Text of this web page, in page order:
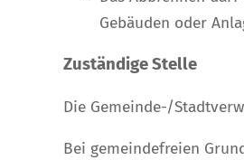
Gebäuden oder
Zuständige Stelle
Die Gemeinde-/
Bei gemeindefreien